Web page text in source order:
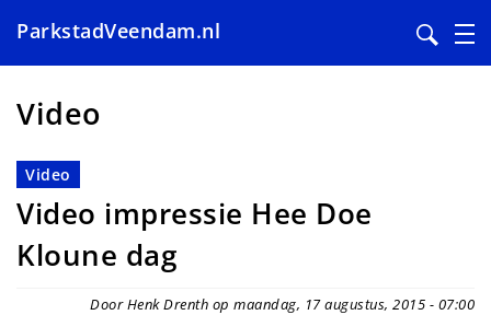
en
naar
de
inhoud
gaan
ParkstadVeendam.nl
Video
Video
Video impressie Hee Doe
Kloune dag
Door Henk Drenth op maandag, 17 augustus, 2015 - 07:00